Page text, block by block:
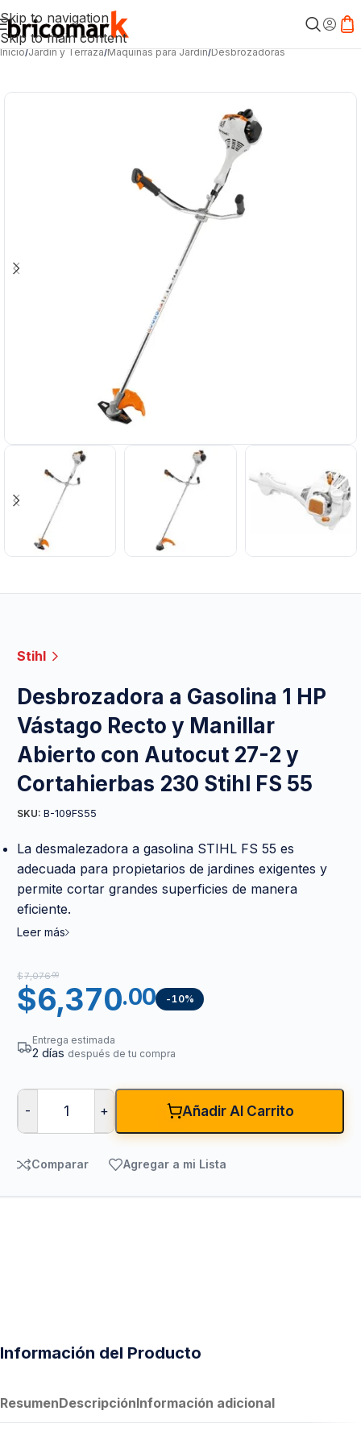
Skip to navigation
Skip to main content
Inicio/Jardín y Terraza/Máquinas para Jardín/Desbrozadoras
Stihl
Desbrozadora a Gasolina 1 HP
Vástago Recto y Manillar
Abierto con Autocut 27-2 y
Cortahierbas 230 Stihl FS 55
SKU: B-109FS55
La desmalezadora a gasolina STIHL FS 55 es
adecuada para propietarios de jardines exigentes y
permite cortar grandes superficies de manera
eficiente.
Leer más
$7,076.00
$6,370.00 -10%
Entrega estimada
2 días después de tu compra
- + Añadir Al Carrito
Comparar Agregar a mi Lista
Información del Producto
ResumenDescripciónInformación adicional